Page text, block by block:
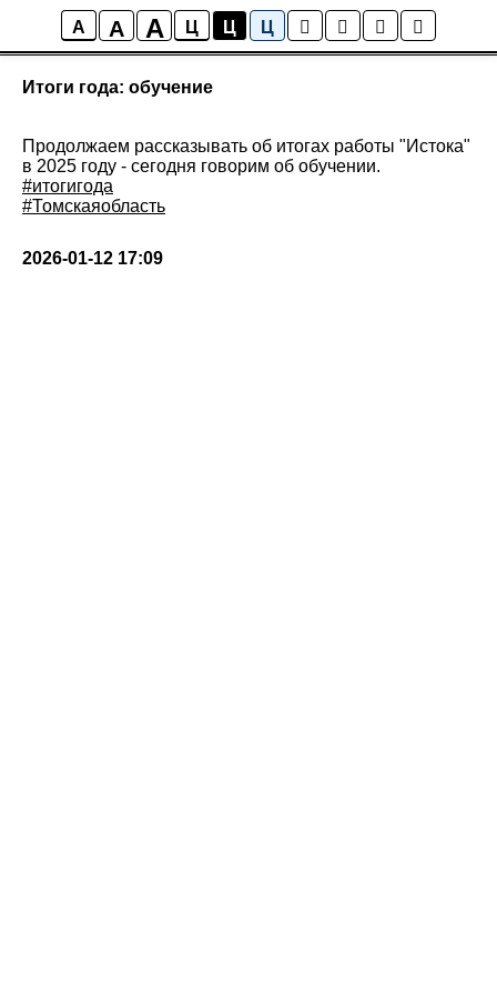
A A A Ц Ц Ц
Новости ИСТОКА
Итоги года: обучение
Продолжаем рассказывать об итогах работы "Истока"
в 2025 году - сегодня говорим об обучении.
#итогигода
#Томскаяобласть
2026-01-12 17:09